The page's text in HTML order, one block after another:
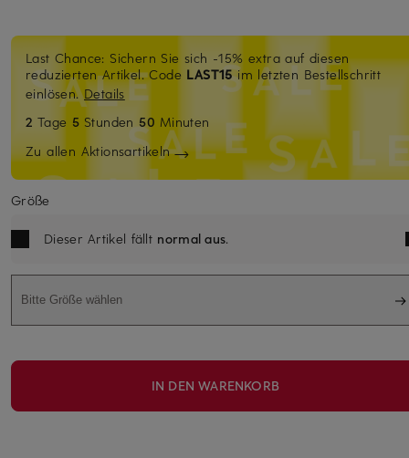
Last Chance: Sichern Sie sich -15% extra auf diesen
reduzierten Artikel. Code LAST15im letzten Bestellschritt
einlösen.Details
2 Tage 5 Stunden 50 Minuten
Zu allen Aktionsartikeln
Größe
Dieser Artikel fällt normal aus.
Bitte Größe wählen
IN DEN WARENKORB